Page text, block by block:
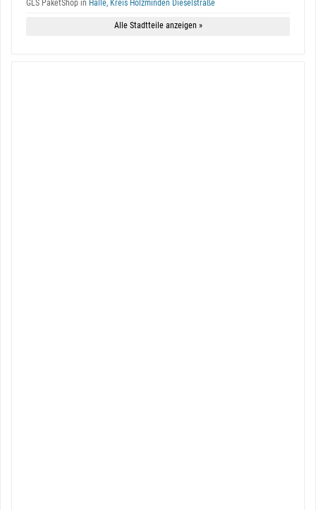
GLS PaketShop in Halle, Kreis Holzminden Dieselstraße
Alle Stadtteile anzeigen »